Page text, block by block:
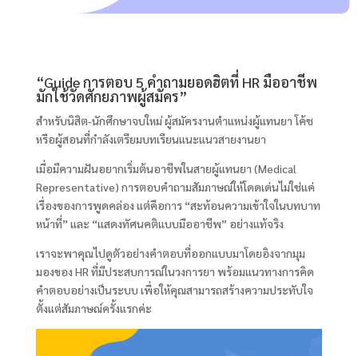
“Guide การตอบ 5 คำถามยอดฮิตที่ HR มืออาชีพ
มักใช้วัดศักยภาพผู้สมัคร”
สำหรับนิสิต-นักศึกษาจบใหม่ ผู้สมัครงานตำแหน่งผู้แทนยา โค้ช
หรือผู้สอนที่กำลังเตรียมบทเรียนแนะแนวสายงานยา
เมื่อมีความฝันอยากเริ่มต้นอาชีพในสายผู้แทนยา (Medical
Representative) การตอบคำถามสัมภาษณ์ให้โดดเด่นไม่ใช่แค่
เรื่องของการพูดคล่อง แต่คือการ “สะท้อนความเข้าใจในบทบาท
หน้าที่” และ “แสดงทัศนคติแบบมืออาชีพ” อย่างแท้จริง
เราจะพาคุณไปดูตัวอย่างคำตอบที่ออกแบบมาโดยอิงจากมุม
มองของ HR ที่มีประสบการณ์ในวงการยา พร้อมแนวทางการคิด
คำตอบอย่างเป็นระบบ เพื่อให้คุณสามารถสร้างความประทับใจ
ตั้งแต่สัมภาษณ์ครั้งแรกค่ะ